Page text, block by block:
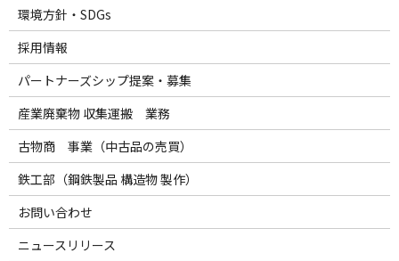
環境方針・SDGs
採用情報
パートナーズシップ提案・募集
産業廃棄物 収集運搬 業務
古物商 事業（中古品の売買）
鉄工部（鋼鉄製品 構造物 製作）
お問い合わせ
ニュースリリース